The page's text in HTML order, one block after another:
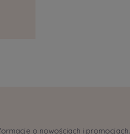
o nowościach i promocjach.